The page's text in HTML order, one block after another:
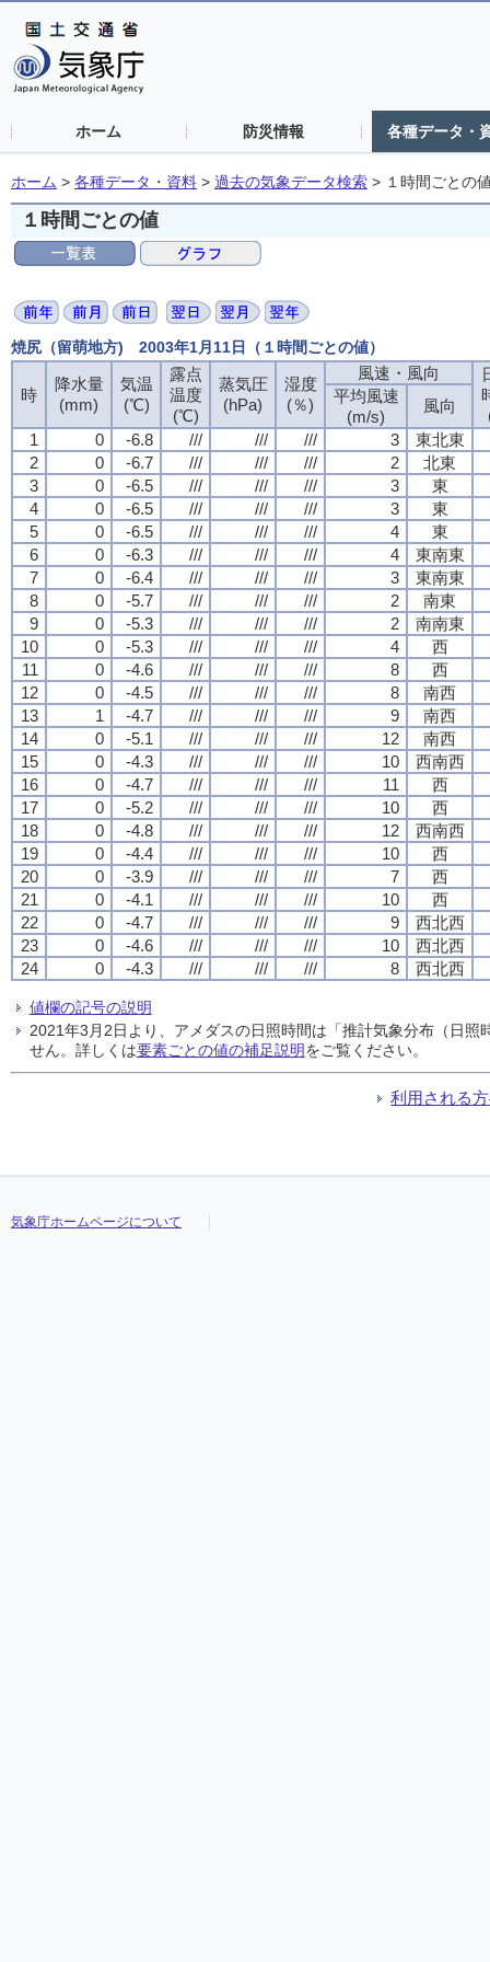
ホーム 防災情報 各種データ・
ホーム > 各種データ・資料 > 過去の気象データ検索 > １時間ごとの
１時間ごとの値
焼尻（留萌地方) 2003年1月11日（１時間ごとの値）
時
降水量
(mm)
気温
(℃)
露点
温度
(℃)
蒸気圧
(hPa)
湿度
(％)
風速・風向
平均風速
(m/s)
風向
1
0 -6.8 /// /// /// 3
東北東
2
0 -6.7 /// /// /// 2
北東
3
0 -6.5 /// /// /// 3
東
4
0 -6.5 /// /// /// 3
東
5
0 -6.5 /// /// /// 4
東
6
0 -6.3 /// /// /// 4
東南東
7
0 -6.4 /// /// /// 3
東南東
8
0 -5.7 /// /// /// 2
南東
9
0 -5.3 /// /// /// 2
南南東
10
0 -5.3 /// /// /// 4
西
11
0 -4.6 /// /// /// 8
西
12
0 -4.5 /// /// /// 8
南西
13
1 -4.7 /// /// /// 9
南西
14
0 -5.1 /// /// /// 12
南西
15
0 -4.3 /// /// /// 10
西南西
16
0 -4.7 /// /// /// 11
西
17
0 -5.2 /// /// /// 10
西
18
0 -4.8 /// /// /// 12
西南西
19
0 -4.4 /// /// /// 10
西
20
0 -3.9 /// /// /// 7
西
21
0 -4.1 /// /// /// 10
西
22
0 -4.7 /// /// /// 9
西北西
23
0 -4.6 /// /// /// 10
西北西
24
0 -4.3 /// /// /// 8 西北西
値欄の記号の説明
2021年3月2日より、アメダスの日照時間は「推計気象分布（日
せん。詳しくは要素ごとの値の補足説明をご覧ください。
利用される
気象庁ホームページについて